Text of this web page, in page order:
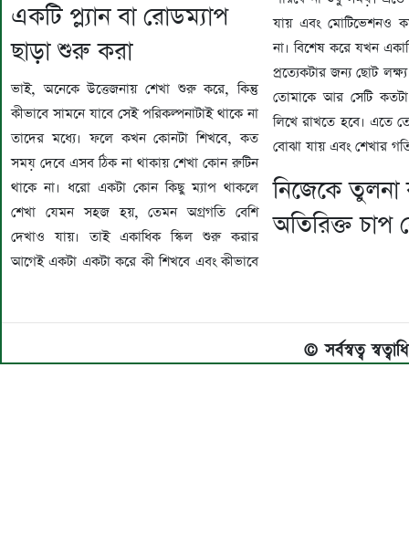
একটি প্ল্যান বা রোডম্যাপ
ছাড়া শুরু করা
ভাই, অনেকে উত্তেজনায় শেখা শুরু করে, কিন্তু
কীভাবে সামনে যাবে সেই পরিকল্পনাটাই থাকে না
তাদের মধ্যে। ফলে কখন কোনটা শিখবে, কত
সময় দেবে এসব ঠিক না থাকায় শেখা কোন রুটিন
থাকে না। ধরো একটা কোন কিছু ম্যাপ থাকলে
শেখা যেমন সহজ হয়, তেমন অগ্রগতি বেশি
দেখাও যায়। তাই একাধিক স্কিল শুরু করার
আগেই একটা একটা করে কী শিখবে এবং কীভাবে
যায় এবং মোটিভেশনও
না। বিশেষ করে যখন
প্রত্যেকটার জন্য ছোট
তোমাকে আর সেটি
লিখে রাখতে হবে। এতে
বোঝা যায় এবং শেখার
নিজেকে তুলনা
অতিরিক্ত চাপ
© সর্বস্বত্ব